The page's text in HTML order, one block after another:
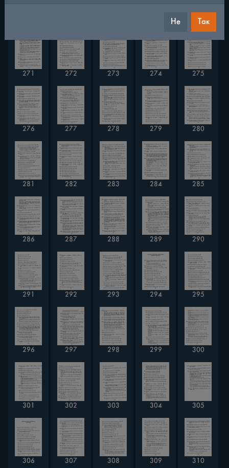
270
271 272 273 274 275
276 277 278 279 280
281 282 283 284 285
286 287 288 289 290
291 292 293 294 295
296 297 298 299 300
301 302 303 304 305
306 307 308 309 310
Не Так